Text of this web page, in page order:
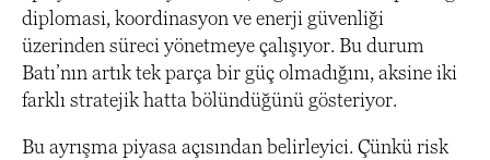
diplomasi, koordinasyon ve enerji güvenliği
üzerinden süreci yönetmeye çalışıyor. Bu durum
Batı’nın artık tek parça bir güç olmadığını, aksine iki
farklı stratejik hatta bölündüğünü gösteriyor.
Bu ayrışma piyasa açısından belirleyici. Çünkü risk